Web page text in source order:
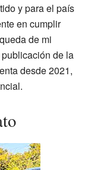
y para el país
en cumplir
de mi
de la
desde 2021,